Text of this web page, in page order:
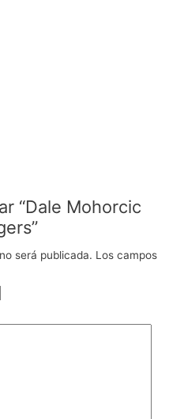
“Dale Mohorcic
será publicada. Los campos